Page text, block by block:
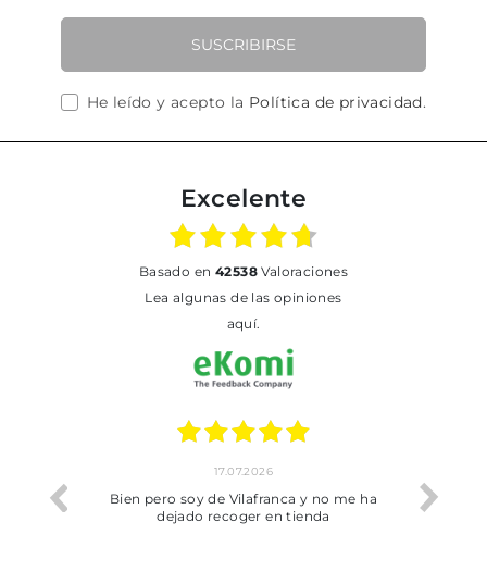
SUSCRIBIRSE
He leído y acepto la Política de privacidad.
Excelente
basado en 42538Valoraciones
Lea algunas de las opiniones
aquí.
trobat
17.07.2026
Bien pero soy de Vilafranca y no me ha
dejado recoger en tienda